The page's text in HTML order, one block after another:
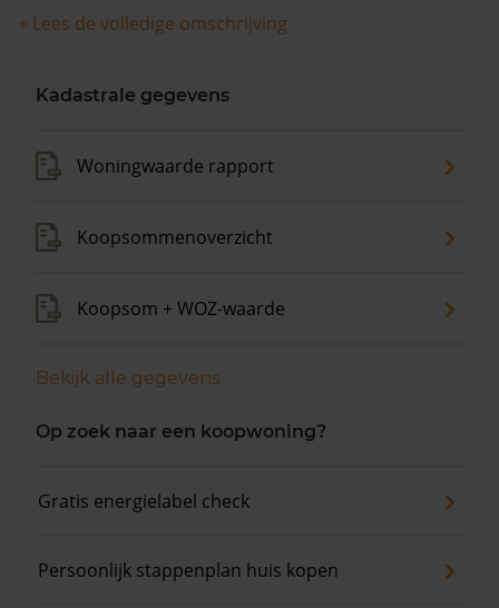
+ Lees de volledige omschrijving
Kadastrale gegevens
Woningwaarde rapport
Koopsommenoverzicht
Koopsom + WOZ-waarde
Bekijk alle gegevens
Op zoek naar een koopwoning?
Gratis energielabel check
Persoonlijk stappenplan huis kopen